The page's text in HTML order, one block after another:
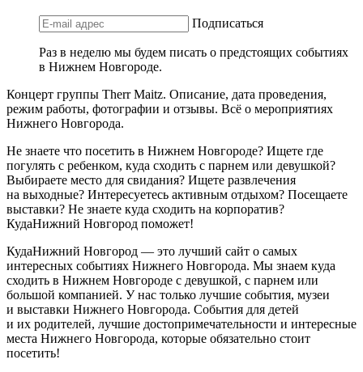
Подписаться
Раз в неделю мы будем писать о предстоящих событиях
в Нижнем Новгороде.
Концерт группы Therr Maitz. Описание, дата проведения,
режим работы, фотографии и отзывы. Всё о мероприятиях
Нижнего Новгорода.
Не знаете что посетить в Нижнем Новгороде? Ищете где
погулять с ребенком, куда сходить с парнем или девушкой?
Выбираете место для свидания? Ищете развлечения
на выходные? Интересуетесь активным отдыхом? Посещаете
выставки? Не знаете куда сходить на корпоратив?
КудаНижний Новгород поможет!
КудаНижний Новгород — это лучший сайт о самых
интересных событиях Нижнего Новгорода. Мы знаем куда
сходить в Нижнем Новгороде с девушкой, с парнем или
большой компанией. У нас только лучшие события, музеи
и выставки Нижнего Новгорода. События для детей
и их родителей, лучшие достопримечательности и интересные
места Нижнего Новгорода, которые обязательно стоит
посетить!